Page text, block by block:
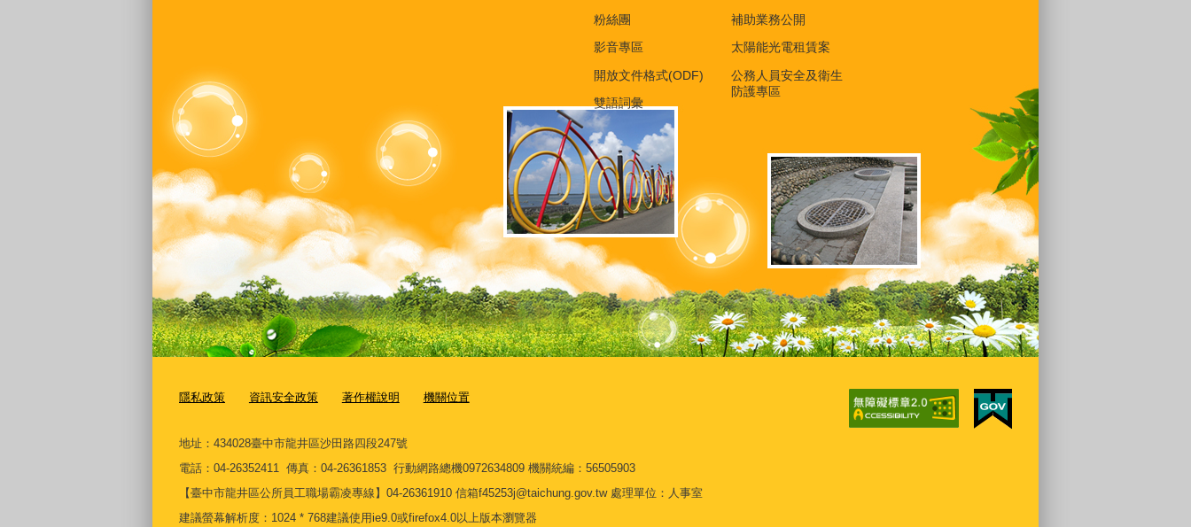
粉絲團
影音專區
開放文件格式(ODF)
雙語詞彙
補助業務公開
太陽能光電租賃案
公務人員安全及衛生
防護專區
隱私政策 資訊安全政策 著作權說明 機關位置
地址：434028臺中市龍井區沙田路四段247號
電話：04-26352411 傳真：04-26361853 行動網路總機0972634809 機關統編：56505903
【臺中市龍井區公所員工職場霸凌專線】04-26361910 信箱f45253j@taichung.gov.tw 處理單位：人事室
建議螢幕解析度：1024 * 768建議使用ie9.0或firefox4.0以上版本瀏覽器